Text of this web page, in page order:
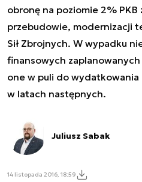
obronę na poziomie 2%
przebudowie, modernizacji
Sił Zbrojnych. W wypadku
finansowych
one w puli do wydatkowania
w latach następnych.
Juliusz Sabak
14 listopada 2016, 18:59